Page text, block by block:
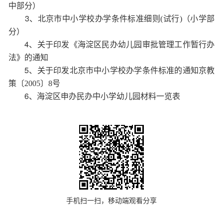
中部分）
3、
北京市中小学校办学条件标准细则(试行)（小学部
分）
4、
关于印发《海淀区民办幼儿园审批管理工作暂行办
法》的通知
5、
关于印发北京市中小学校办学条件标准的通知京教
策〔2005〕8号
6、 海淀区申办民办中小学幼儿园材料一览表
手机扫一扫，移动端观看分享